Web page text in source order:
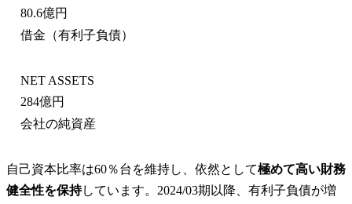
80.6億円
借金（有利子負債）
NET ASSETS
284億円
会社の純資産
自己資本比率は60％台を維持し、依然として極めて高い財務
健全性を保持しています。2024/03期以降、有利子負債が増